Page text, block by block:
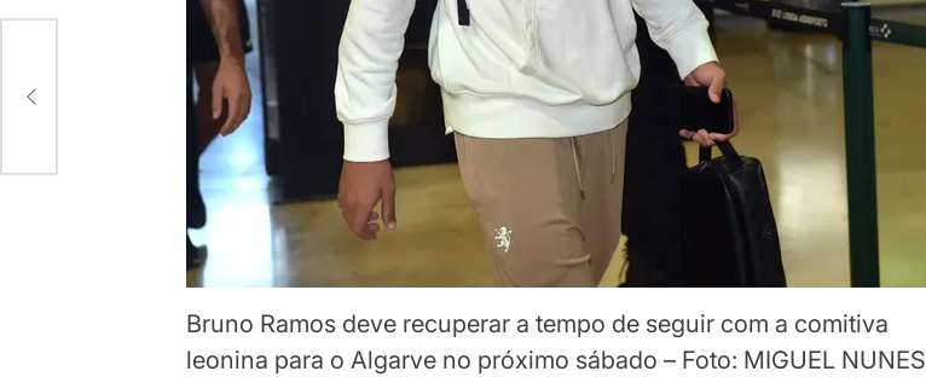
Bruno Ramos deve recuperar a tempo de seguir com a comitiva
leonina para o Algarve no próximo sábado – Foto: MIGUEL NUNES